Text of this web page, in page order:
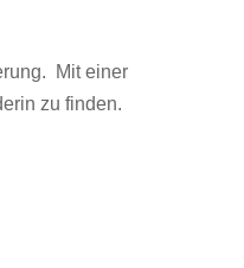
Mit einer
zu finden.